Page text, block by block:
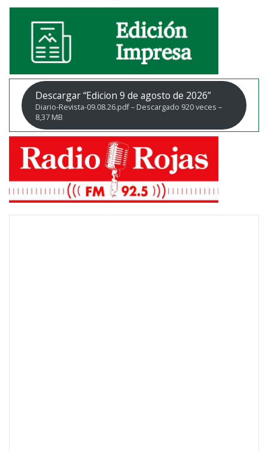
Descargar “Edicion 9 de agosto de 2026”
Diario-Revista-09.08.26.pdf – Descargado 920 veces –
8,37 MB